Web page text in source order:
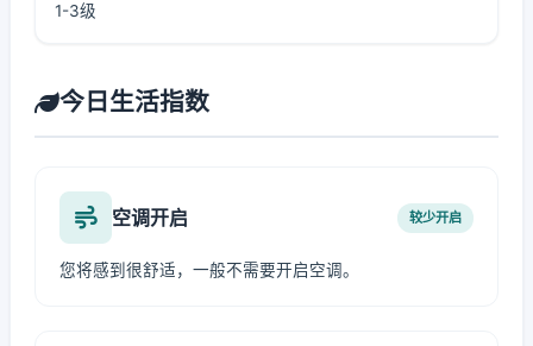
1-3级
今日生活指数
空调开启 较少开启
您将感到很舒适，一般不需要开启空调。